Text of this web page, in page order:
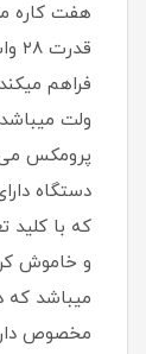
پرومکس می
دستگاه
که با کلید
و خاموش
میباشد که
مخصوص